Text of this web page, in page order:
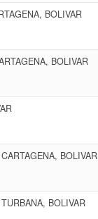
BOLIVAR
BOLIVAR
BOLIVAR
BOLIVAR